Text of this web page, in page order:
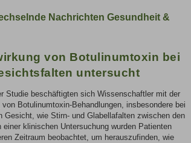
Nachrichten Gesundheit &
von Botulinumtoxin bei
untersucht
Studie beschäftigten sich Wissenschaftler mit der
von Botulinumtoxin-Behandlungen, insbesondere bei
Gesicht, wie Stirn- und Glabellafalten zwischen den
einer klinischen Untersuchung wurden Patienten
Zeitraum beobachtet, um herauszufinden, wie